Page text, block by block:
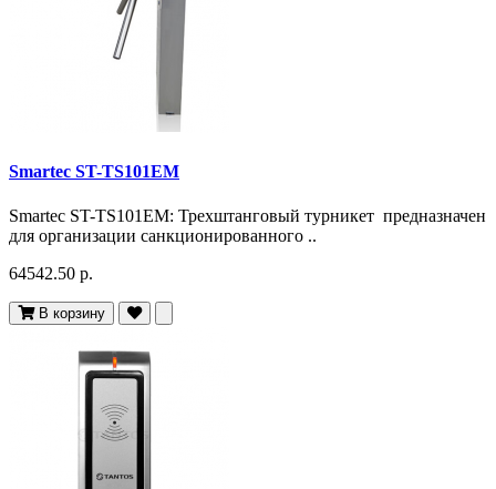
Smartec ST-TS101EM
Smartec ST-TS101EM: Трехштанговый турникет предназначен
для организации санкционированного ..
64542.50 р.
В корзину